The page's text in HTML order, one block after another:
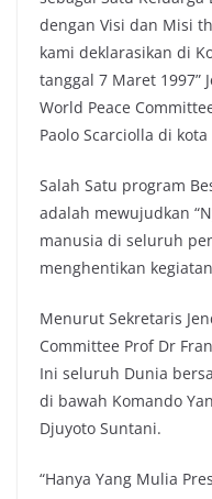
dengan Visi dan Misi
kami deklarasikan di
tanggal 7 Maret 1997”
World Peace
Paolo Scarciolla di
Salah Satu program
adalah mewujudkan
manusia di seluruh
menghentikan
Menurut Sekretaris
Committee Prof Dr
Ini seluruh Dunia
di bawah Komando
Djuyoto Suntani.
“Hanya Yang Mulia